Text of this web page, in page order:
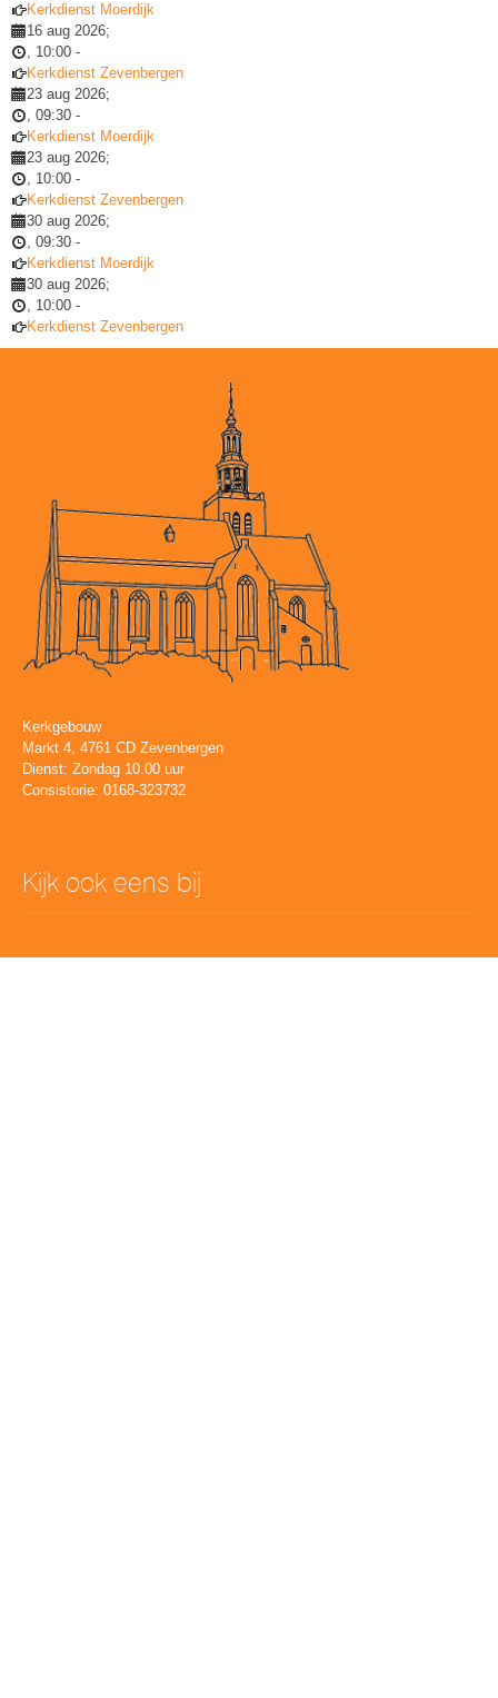
Kerkdienst Moerdijk
16 aug 2026;
, 10:00 -
Kerkdienst Zevenbergen
23 aug 2026;
, 09:30 -
Kerkdienst Moerdijk
23 aug 2026;
, 10:00 -
Kerkdienst Zevenbergen
30 aug 2026;
, 09:30 -
Kerkdienst Moerdijk
30 aug 2026;
, 10:00 -
Kerkdienst Zevenbergen
Kerkgebouw
Markt 4, 4761 CD Zevenbergen
Dienst: Zondag 10.00 uur
Consistorie: 0168-323732
Kijk ook eens bij